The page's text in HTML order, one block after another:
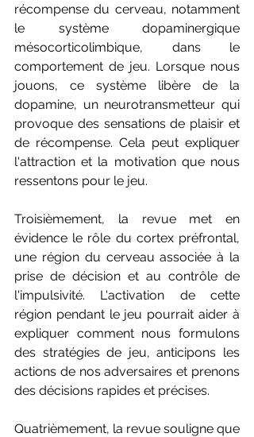
récompense du cerveau, notamment
le système dopaminergique
mésocorticolimbique, dans le
comportement de jeu. Lorsque nous
jouons, ce système libère de la
dopamine, un neurotransmetteur qui
provoque des sensations de plaisir et
de récompense. Cela peut expliquer
l'attraction et la motivation que nous
ressentons pour le jeu.
Troisièmement, la revue met en
évidence le rôle du cortex préfrontal,
une région du cerveau associée à la
prise de décision et au contrôle de
l'impulsivité. L'activation de cette
région pendant le jeu pourrait aider à
expliquer comment nous formulons
des stratégies de jeu, anticipons les
actions de nos adversaires et prenons
des décisions rapides et précises.
Quatrièmement, la revue souligne que